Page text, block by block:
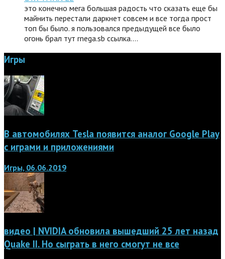
это конечно мега большая радость что сказать еще бы
майнить перестали даркнет совсем и все тогда прост
топ бы было. я пользовался предыдущей все было
огонь брал тут rnega.sb ссылка.…
Игры
В автомобилях Tesla появится аналог Google Play
с играми и приложениями
Игры, 06.06.2019
видео | NVIDIA обновила вышедший 25 лет назад
Quake II. Но сыграть в него смогут не все